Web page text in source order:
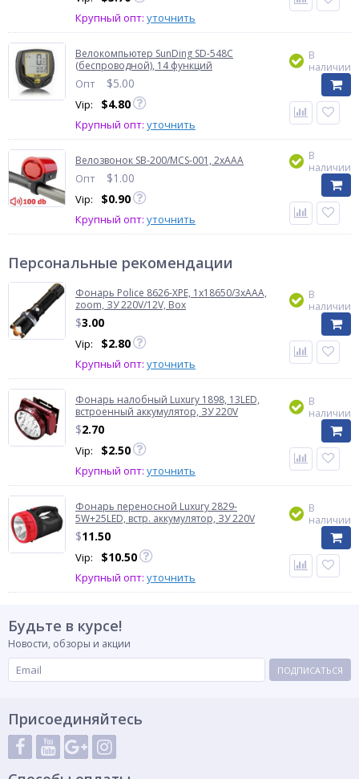
Крупный опт: уточнить
Велокомпьютер SunDing SD-548C
(беспроводной), 14 функций
Опт $5.00
Vip: $4.80
Крупный опт: уточнить
В
наличии
Велозвонок SB-200/MCS-001, 2xAAA
Опт $1.00
Vip: $0.90
Крупный опт: уточнить
В
наличии
Персональные рекомендации
Фонарь Police 8626-XPE, 1х18650/3xAAA,
zoom, ЗУ 220V/12V, Box
$3.00
Vip: $2.80
Крупный опт: уточнить
В
наличии
Фонарь налобный Luxury 1898, 13LED,
встроенный аккумулятор, ЗУ 220V
$2.70
Vip: $2.50
Крупный опт: уточнить
В
наличии
Фонарь переносной Luxury 2829-
5W+25LED, встр. аккумулятор, ЗУ 220V
$11.50
Vip: $10.50
Крупный опт: уточнить
В
наличии
Будьте в курсе!
Новости, обзоры и акции
ПОДПИСАТЬСЯ
Присоединяйтесь